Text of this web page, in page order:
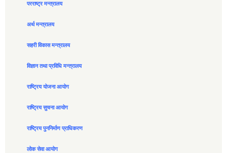
परराष्ट्र मन्त्रालय
अर्थ मन्त्रालय
सहरी विकास मन्त्रालय
विज्ञान तथा प्रविधि मन्त्रालय
राष्ट्रिय योजना आयोग
राष्ट्रिय सुचना आयोग
राष्ट्रिय पुननिर्माण प्राधिकरण
लोक सेवा आयोग